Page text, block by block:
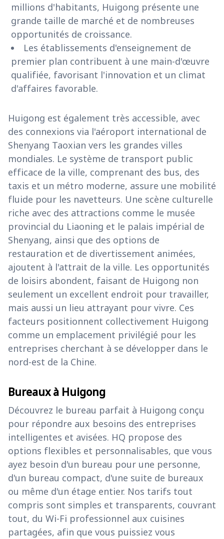
millions d'habitants, Huigong présente une
grande taille de marché et de nombreuses
opportunités de croissance.
Les établissements d'enseignement de
premier plan contribuent à une main-d'œuvre
qualifiée, favorisant l'innovation et un climat
d'affaires favorable.
Huigong est également très accessible, avec
des connexions via l'aéroport international de
Shenyang Taoxian vers les grandes villes
mondiales. Le système de transport public
efficace de la ville, comprenant des bus, des
taxis et un métro moderne, assure une mobilité
fluide pour les navetteurs. Une scène culturelle
riche avec des attractions comme le musée
provincial du Liaoning et le palais impérial de
Shenyang, ainsi que des options de
restauration et de divertissement animées,
ajoutent à l'attrait de la ville. Les opportunités
de loisirs abondent, faisant de Huigong non
seulement un excellent endroit pour travailler,
mais aussi un lieu attrayant pour vivre. Ces
facteurs positionnent collectivement Huigong
comme un emplacement privilégié pour les
entreprises cherchant à se développer dans le
nord-est de la Chine.
Bureaux à Huigong
Découvrez le bureau parfait à Huigong conçu
pour répondre aux besoins des entreprises
intelligentes et avisées. HQ propose des
options flexibles et personnalisables, que vous
ayez besoin d'un bureau pour une personne,
d'un bureau compact, d'une suite de bureaux
ou même d'un étage entier. Nos tarifs tout
compris sont simples et transparents, couvrant
tout, du Wi-Fi professionnel aux cuisines
partagées, afin que vous puissiez vous